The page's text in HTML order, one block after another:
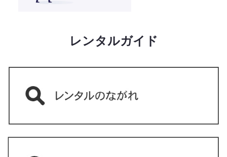
レンタルガイド